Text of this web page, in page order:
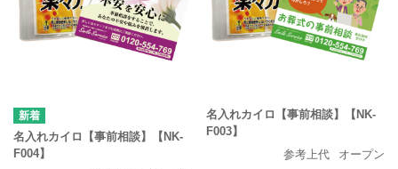
名入れカイロ【事前相談】【NK-
F004】
名入れカイロ【事前相談】【NK-
F003】
参考上代
オープン